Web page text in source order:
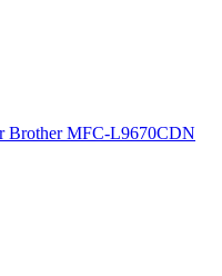
Brother MFC-L9670CDN